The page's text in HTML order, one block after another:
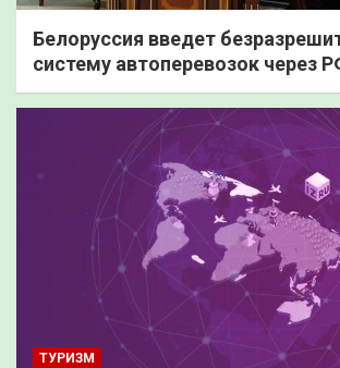
Белоруссия введет
систему автоперевозок через
ТУРИЗМ